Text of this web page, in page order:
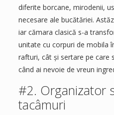
diferite borcane, mirodenii,
necesare ale bucătăriei.
iar cămara clasică s-a
unitate cu corpuri de mobila
rafturi, cât și sertare pe care
când ai nevoie de vreun
#2. Organizator
tacâmuri